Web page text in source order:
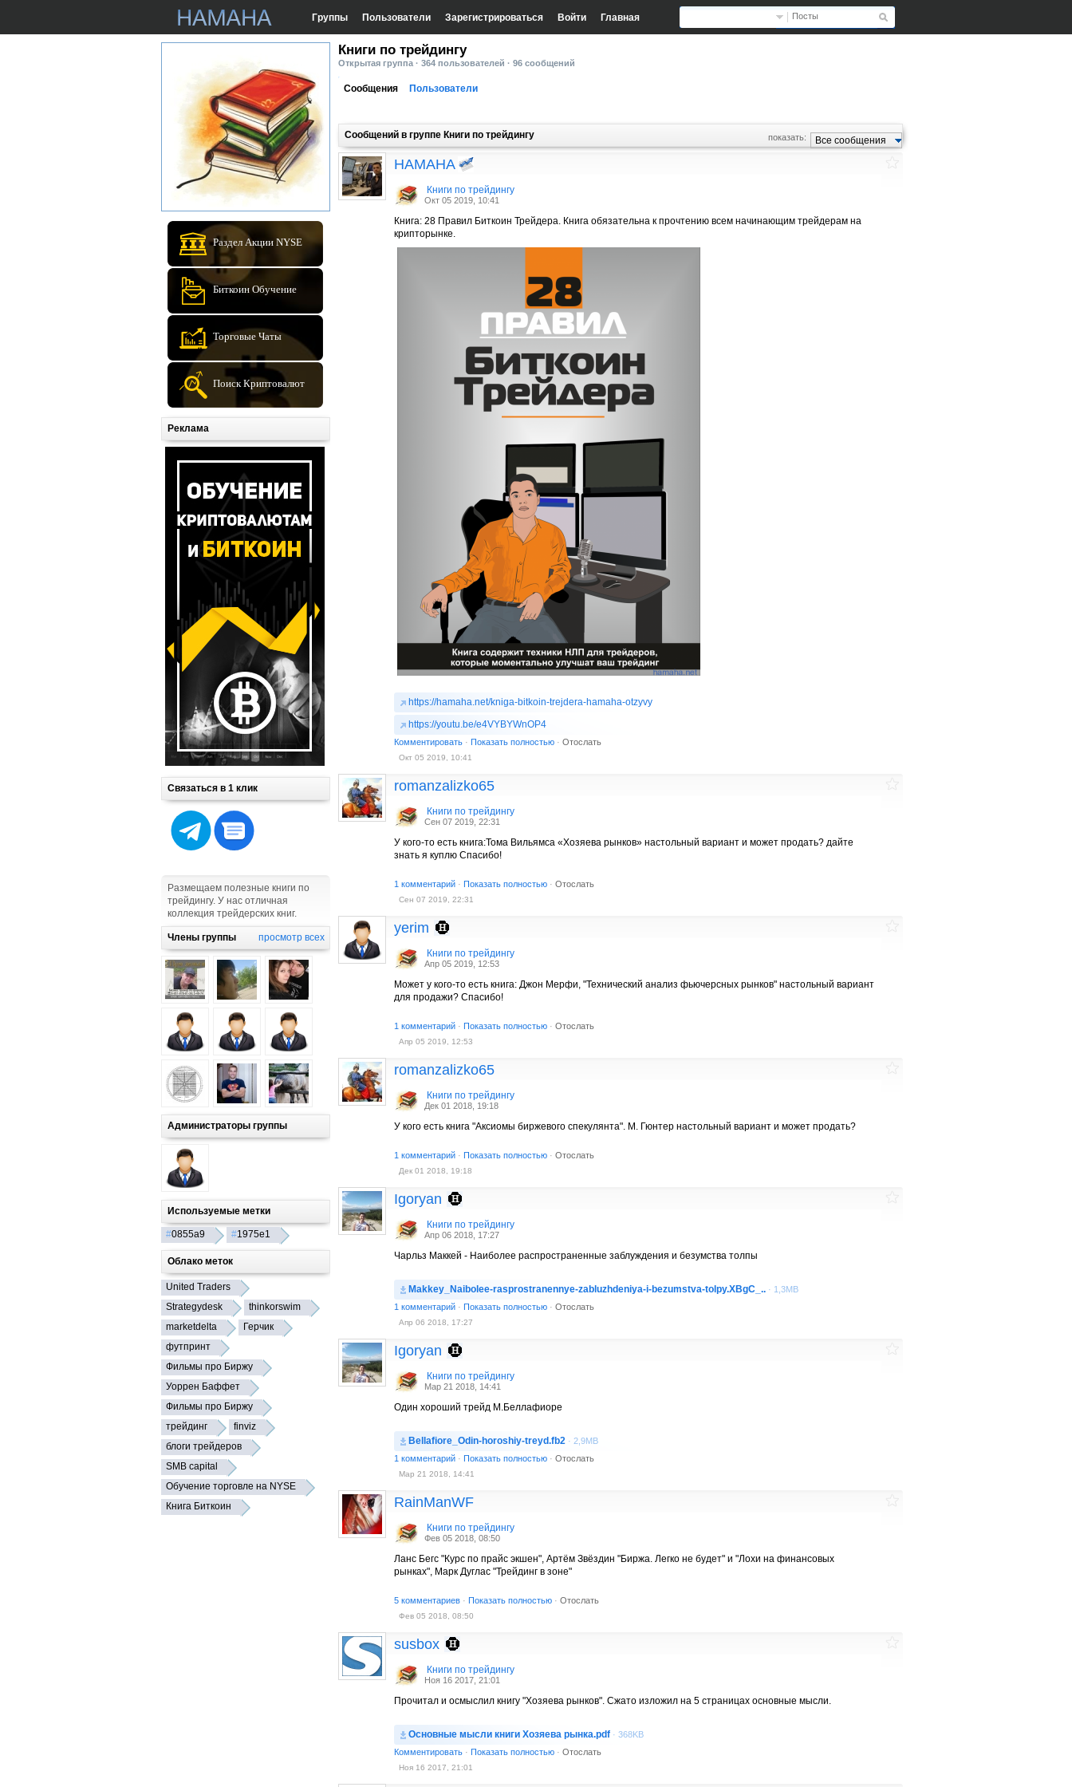
Посты
Группы Пользователи Зарегистрироваться Войти Главная
Раздел Акции NYSE
Биткоин Обучение
Торговые Чаты
Поиск Криптовалют
Реклама
Связаться в 1 клик
Размещаем полезные книги по
трейдингу. У нас отличная
коллекция трейдерских книг.
Члены группы просмотр всех
Администраторы группы
Используемые метки
#0855a9 #1975e1
Облако меток
United Traders
Strategydesk
thinkorswim
marketdelta
Герчик
футпринт
Фильмы про Биржу
Уоррен Баффет
Фильмы про Биржу
трейдинг
finviz
блоги трейдеров
SMB capital
Обучение торговле на NYSE
Книга Биткоин
Книги по трейдингу
Открытая группа · 364 пользователей · 96 сообщений
Сообщения Пользователи
Сообщений в группе Книги по трейдингу Все сообщения
показать:
HAMAHA
Книги по трейдингу
Окт 05 2019, 10:41
Книга: 28 Правил Биткоин Трейдера. Книга обязательна к прочтению всем начинающим трейдерам на
крипторынке.
https://hamaha.net/kniga-bitkoin-trejdera-hamaha-otzyvy
https://youtu.be/e4VYBYWnOP4
Комментировать · Показать полностью · Отослать
Окт 05 2019, 10:41
romanzalizko65
Книги по трейдингу
Сен 07 2019, 22:31
У кого-то есть книга:Тома Вильямса «Хозяева рынков» настольный вариант и может продать? дайте
знать я куплю Спасибо!
1 комментарий · Показать полностью · Отослать
Сен 07 2019, 22:31
yerim
Книги по трейдингу
Апр 05 2019, 12:53
Может у кого-то есть книга: Джон Мерфи, "Технический анализ фьючерсных рынков" настольный вариант
для продажи? Спасибо!
1 комментарий · Показать полностью · Отослать
Апр 05 2019, 12:53
romanzalizko65
Книги по трейдингу
Дек 01 2018, 19:18
У кого есть книга "Аксиомы биржевого спекулянта". М. Гюнтер настольный вариант и может продать?
1 комментарий · Показать полностью · Отослать
Дек 01 2018, 19:18
Igoryan
Книги по трейдингу
Апр 06 2018, 17:27
Чарльз Маккей - Наиболее распространенные заблуждения и безумства толпы
Makkey_Naibolee-rasprostranennye-zabluzhdeniya-i-bezumstva-tolpy.XBgC_.. · 1,3MB
1 комментарий · Показать полностью · Отослать
Апр 06 2018, 17:27
Igoryan
Книги по трейдингу
Мар 21 2018, 14:41
Один хороший трейд М.Беллафиоре
Bellafiore_Odin-horoshiy-treyd.fb2 · 2,9MB
1 комментарий · Показать полностью · Отослать
Мар 21 2018, 14:41
RainManWF
Книги по трейдингу
Фев 05 2018, 08:50
Ланс Бегс "Курс по прайс экшен", Артём Звёздин "Биржа. Легко не будет" и "Лохи на финансовых
рынках", Марк Дуглас "Трейдинг в зоне"
5 комментариев · Показать полностью · Отослать
Фев 05 2018, 08:50
susbox
Книги по трейдингу
Ноя 16 2017, 21:01
Прочитал и осмыслил книгу "Хозяева рынков". Сжато изложил на 5 страницах основные мысли.
Основные мысли книги Хозяева рынка.pdf · 368KB
Комментировать · Показать полностью · Отослать
Ноя 16 2017, 21:01